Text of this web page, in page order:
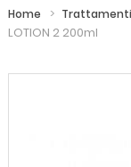
Home > Trattamenti
LOTION 2 200ml